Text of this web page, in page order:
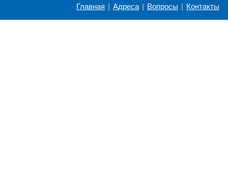
Главная | Адреса | Вопросы | Контакты